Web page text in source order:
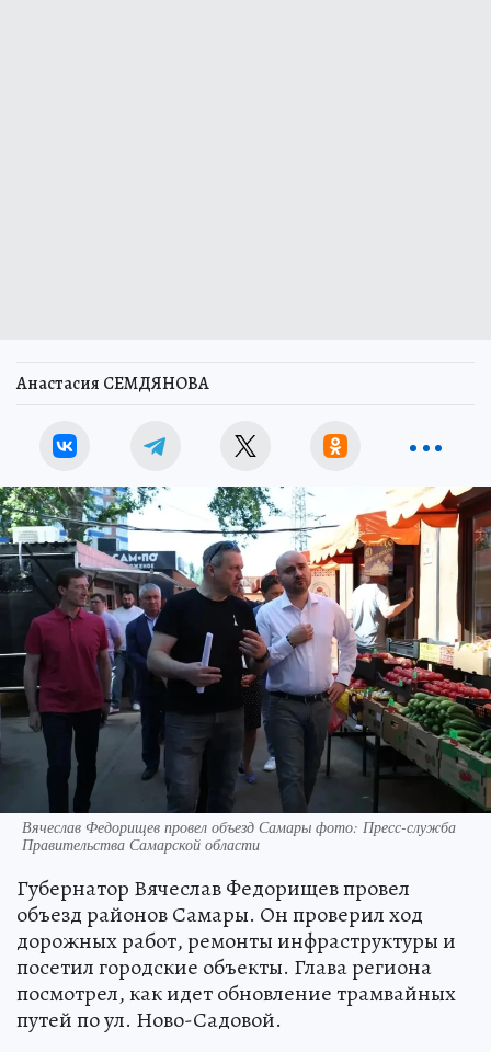
Анастасия СЕМДЯНОВА
Вячеслав Федорищев провел объезд Самары фото: Пресс-служба
Правительства Самарской области
Губернатор Вячеслав Федорищев провел
объезд районов Самары. Он проверил ход
дорожных работ, ремонты инфраструктуры и
посетил городские объекты. Глава региона
посмотрел, как идет обновление трамвайных
путей по ул. Ново-Садовой.